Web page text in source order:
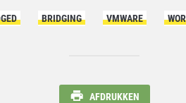
BRIDGING VMWARE
AFDRUKKEN